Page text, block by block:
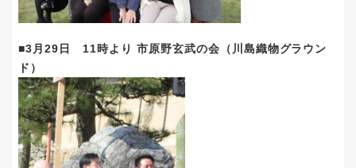
■3月29日 11時より 市原野玄武の会（川島織物グラウン
ド）